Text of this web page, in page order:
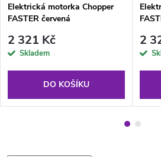
Elektrická motorka Chopper
FASTER červená
2 321 Kč
Skladem
DO KOŠÍKU
2